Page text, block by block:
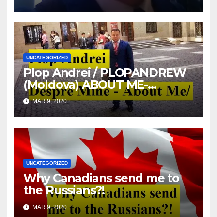
UNCATEGORIZED
Plop Andrei / PLOPANDREW
(Moldova) ABOUT ME-
DESPRE MINE
MAR 9, 2020
UNCATEGORIZED
Why Canadians send me to
the Russians?!
MAR 9, 2020